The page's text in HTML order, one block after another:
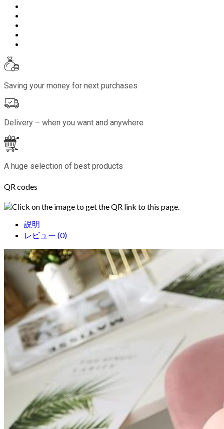
Saving your money for next purchases
Delivery – when you want and anywhere
A huge selection of best products
QR codes
Click on the image to get the QR link to this page.
説明
レビュー (0)